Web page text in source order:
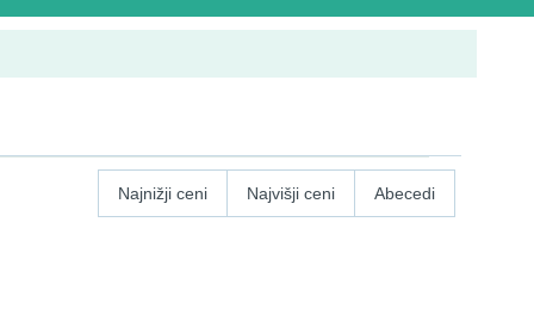
Najnižji ceni Najvišji ceni Abecedi